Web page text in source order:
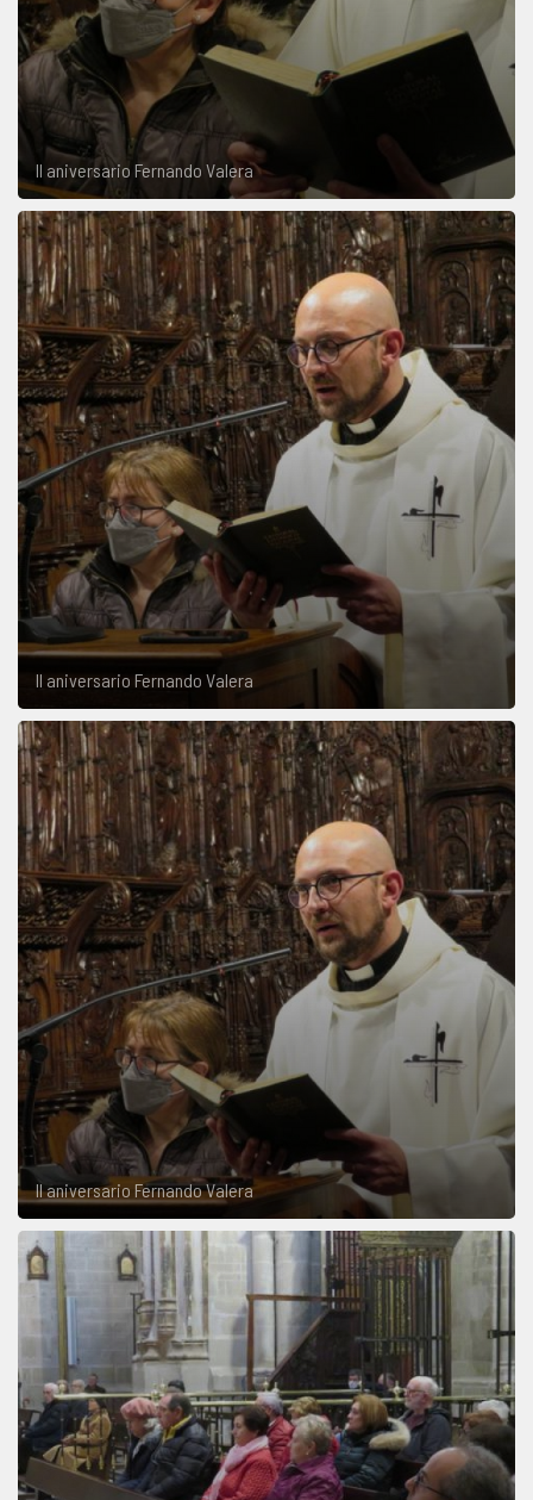
II aniversario Fernando Valera
II aniversario Fernando Valera
II aniversario Fernando Valera